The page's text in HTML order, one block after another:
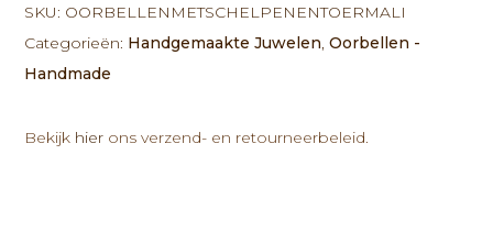
SKU: OORBELLENMETSCHELPENENTOERMALI
Categorieën: Handgemaakte Juwelen,Oorbellen -
Handmade
Bekijk hier ons verzend- en retourneerbeleid.